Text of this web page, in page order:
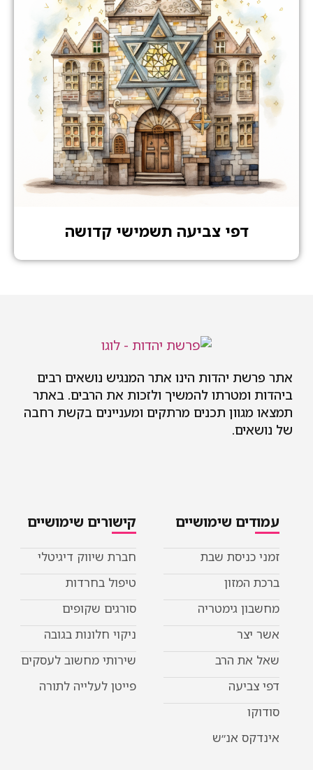
דפי צביעה תשמישי קדושה
אתר פרשת יהדות הינו אתר המנגיש נושאים רבים
ביהדות ומטרתו להמשיך ולזכות את הרבים. באתר
תמצאו מגוון תכנים מרתקים ומעניינים בקשת רחבה
של נושאים.
עמודים שימושיים
זמני כניסת שבת
ברכת המזון
מחשבון גימטריה
אשר יצר
שאל את הרב
דפי צביעה
סודוקו
אינדקס אנ״ש
קישורים שימושיים
חברת שיווק דיגיטלי
טיפול בחרדות
סורגים שקופים
ניקוי חלונות בגובה
שירותי מחשוב לעסקים
פייטן לעלייה לתורה